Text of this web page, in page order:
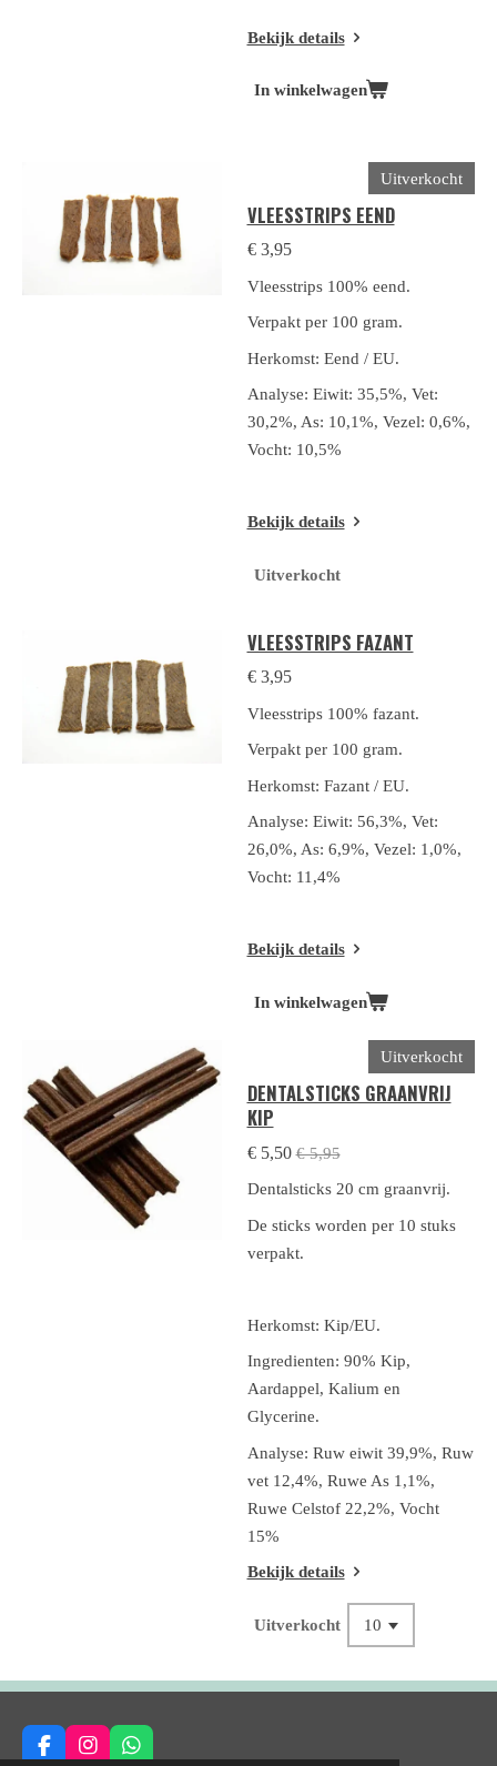
Bekijk details
In winkelwagen
Uitverkocht
VLEESSTRIPS EEND
€ 3,95
Vleesstrips 100% eend.
Verpakt per 100 gram.
Herkomst: Eend / EU.
Analyse: Eiwit: 35,5%, Vet:
30,2%, As: 10,1%, Vezel: 0,6%,
Vocht: 10,5%
Bekijk details
Uitverkocht
VLEESSTRIPS FAZANT
€ 3,95
Vleesstrips 100% fazant.
Verpakt per 100 gram.
Herkomst: Fazant / EU.
Analyse: Eiwit: 56,3%, Vet:
26,0%, As: 6,9%, Vezel: 1,0%,
Vocht: 11,4%
Bekijk details
In winkelwagen
Uitverkocht
DENTALSTICKS GRAANVRIJ
KIP
€ 5,50 € 5,95
Dentalsticks 20 cm graanvrij.
De sticks worden per 10 stuks
verpakt.
Herkomst: Kip/EU.
Ingredienten: 90% Kip,
Aardappel, Kalium en
Glycerine.
Analyse: Ruw eiwit 39,9%, Ruw
vet 12,4%, Ruwe As 1,1%,
Ruwe Celstof 22,2%, Vocht
15%
Bekijk details
Uitverkocht
F
I
W